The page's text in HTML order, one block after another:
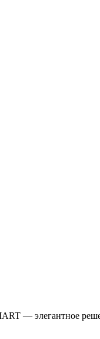
— элегантное